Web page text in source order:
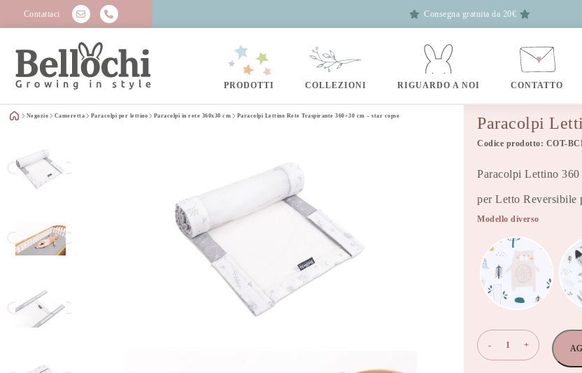
Contattaci Consegna gratuita da 20€
PRODOTTI COLLEZIONI RIGUARDO A NOI CONTATTO
Negozio Cameretta Paracolpi per lettino Paracolpi in rete 360x30 cm Paracolpi Lettino Rete Traspirante 360×30 cm – star copse Paracolpi
Codice prodotto: COT-
Paracolpi Lettino
per Letto Reversibile
Modello diverso
-
Paracolpi+